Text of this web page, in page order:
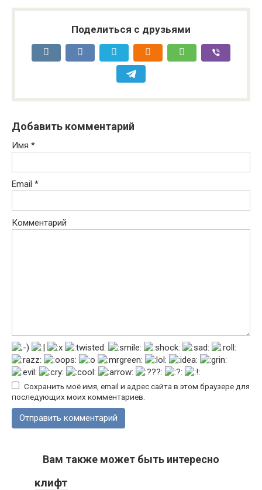
Поделиться с друзьями
Добавить комментарий
Имя *
Email *
Комментарий
Сохранить моё имя, email и адрес сайта в этом браузере для
последующих моих комментариев.
Вам также может быть интересно
клифт